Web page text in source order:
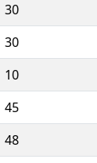
30
30
10
45
48